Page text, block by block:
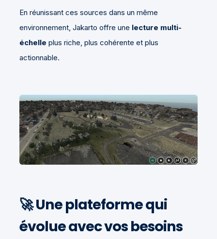
En réunissant ces sources dans un même
environnement, Jakarto offre une lecture multi-
échelle plus riche, plus cohérente et plus
actionnable.
🚀 Une plateforme qui
évolue avec vos besoins